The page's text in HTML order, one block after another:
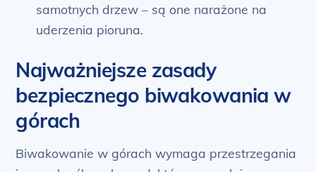
samotnych drzew – są one narażone na
uderzenia pioruna.
Najważniejsze zasady
bezpiecznego biwakowania w
górach
Biwakowanie w górach wymaga przestrzegania